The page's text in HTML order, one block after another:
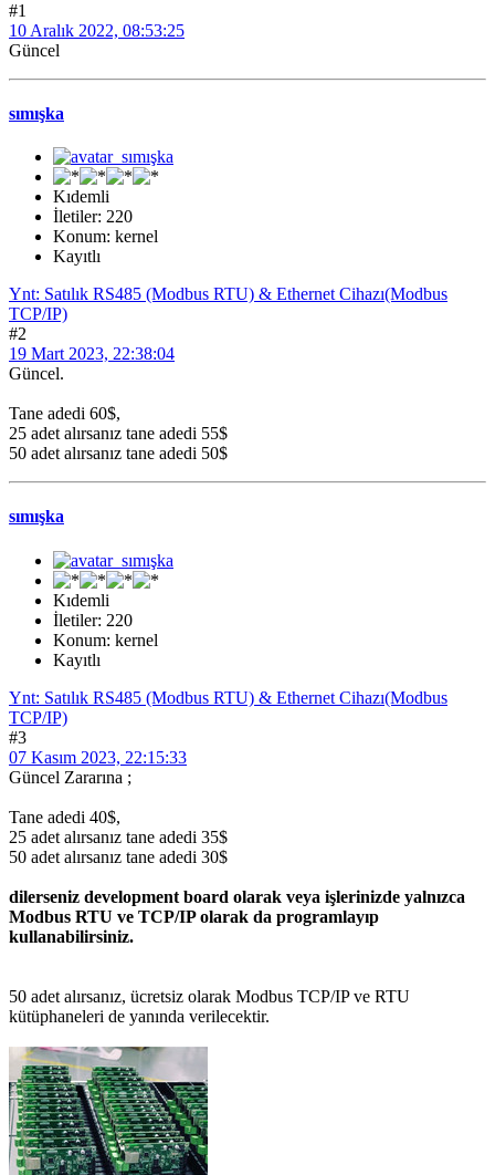
#1
10 Aralık 2022, 08:53:25
Güncel
sımışka
Kıdemli
İletiler: 220
Konum: kernel
Kayıtlı
Ynt: Satılık RS485 (Modbus RTU) & Ethernet Cihazı(Modbus
TCP/IP)
#2
19 Mart 2023, 22:38:04
Güncel.
Tane adedi 60$,
25 adet alırsanız tane adedi 55$
50 adet alırsanız tane adedi 50$
sımışka
Kıdemli
İletiler: 220
Konum: kernel
Kayıtlı
Ynt: Satılık RS485 (Modbus RTU) & Ethernet Cihazı(Modbus
TCP/IP)
#3
07 Kasım 2023, 22:15:33
Güncel Zararına ;
Tane adedi 40$,
25 adet alırsanız tane adedi 35$
50 adet alırsanız tane adedi 30$
dilerseniz development board olarak veya işlerinizde yalnızca
Modbus RTU ve TCP/IP olarak da programlayıp
kullanabilirsiniz.
50 adet alırsanız, ücretsiz olarak Modbus TCP/IP ve RTU
kütüphaneleri de yanında verilecektir.